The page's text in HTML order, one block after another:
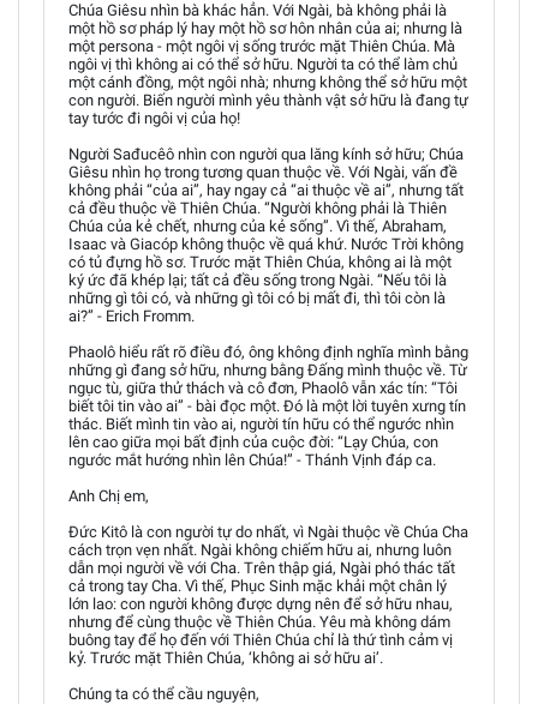
Chúa Giêsu nhìn bà khác hẳn. Với Ngài, bà không phải là
một hồ sơ pháp lý hay một hồ sơ hôn nhân của ai; nhưng là
một persona - một ngôi vị sống trước mặt Thiên Chúa. Mà
ngôi vị thì không ai có thể sở hữu. Người ta có thể làm chủ
một cánh đồng, một ngôi nhà; nhưng không thể sở hữu một
con người. Biến người mình yêu thành vật sở hữu là đang tự
tay tước đi ngôi vị của họ!
Người Sađucêô nhìn con người qua lăng kính sở hữu; Chúa
Giêsu nhìn họ trong tương quan thuộc về. Với Ngài, vấn đề
không phải “của ai”, hay ngay cả “ai thuộc về ai”, nhưng tất
cả đều thuộc về Thiên Chúa. “Người không phải là Thiên
Chúa của kẻ chết, nhưng của kẻ sống”. Vì thế, Abraham,
Isaac và Giacóp không thuộc về quá khứ. Nước Trời không
có tủ đựng hồ sơ. Trước mặt Thiên Chúa, không ai là một
ký ức đã khép lại; tất cả đều sống trong Ngài. “Nếu tôi là
những gì tôi có, và những gì tôi có bị mất đi, thì tôi còn là
ai?” - Erich Fromm.
Phaolô hiểu rất rõ điều đó, ông không định nghĩa mình bằng
những gì đang sở hữu, nhưng bằng Đấng mình thuộc về. Từ
ngục tù, giữa thử thách và cô đơn, Phaolô vẫn xác tín: “Tôi
biết tôi tin vào ai” - bài đọc một. Đó là một lời tuyên xưng tín
thác. Biết mình tin vào ai, người tín hữu có thể ngước nhìn
lên cao giữa mọi bất định của cuộc đời: “Lạy Chúa, con
ngước mắt hướng nhìn lên Chúa!” - Thánh Vịnh đáp ca.
Anh Chị em,
Đức Kitô là con người tự do nhất, vì Ngài thuộc về Chúa Cha
cách trọn vẹn nhất. Ngài không chiếm hữu ai, nhưng luôn
dẫn mọi người về với Cha. Trên thập giá, Ngài phó thác tất
cả trong tay Cha. Vì thế, Phục Sinh mặc khải một chân lý
lớn lao: con người không được dựng nên để sở hữu nhau,
nhưng để cùng thuộc về Thiên Chúa. Yêu mà không dám
buông tay để họ đến với Thiên Chúa chỉ là thứ tình cảm vị
kỷ. Trước mặt Thiên Chúa, ‘không ai sở hữu ai’.
Chúng ta có thể cầu nguyện,